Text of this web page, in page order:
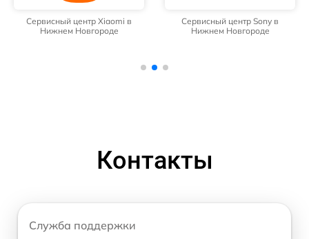
Сервисный центр Xiaomi в
Нижнем Новгороде
Сервисный центр Sony в
Нижнем Новгороде
Контакты
Служба поддержки